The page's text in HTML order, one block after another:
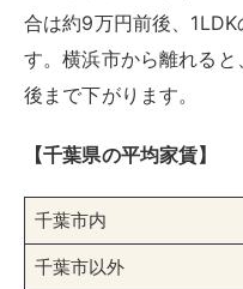
合は約9万円前後、
す。横浜市から離れる
後まで下がります。
【千葉県の平均家賃】
千葉市内
千葉市以外